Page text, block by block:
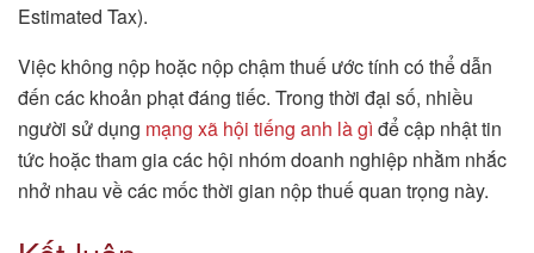
Estimated Tax).
Việc không nộp hoặc nộp chậm thuế ước tính có thể dẫn
đến các khoản phạt đáng tiếc. Trong thời đại số, nhiều
người sử dụng mạng xã hội tiếng anh là gì để cập nhật tin
tức hoặc tham gia các hội nhóm doanh nghiệp nhằm nhắc
nhở nhau về các mốc thời gian nộp thuế quan trọng này.